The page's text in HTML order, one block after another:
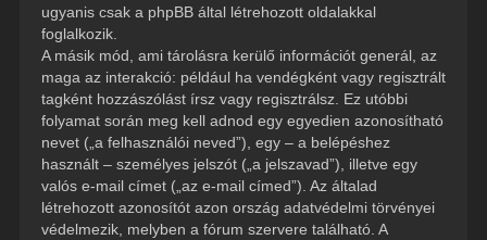
ugyanis csak a phpBB által létrehozott oldalakkal
foglalkozik.
A másik mód, ami tárolásra kerülő információt generál, az
maga az interakció: például ha vendégként vagy regisztrált
tagként hozzászólást írsz vagy regisztrálsz. Ez utóbbi
folyamat során meg kell adnod egy egyedien azonosítható
nevet („a felhasználói neved”), egy – a belépéshez
használt – személyes jelszót („a jelszavad”), illetve egy
valós e-mail címet („az e-mail címed”). Az általad
létrehozott azonosítót azon ország adatvédelmi törvényei
védelmezik, melyben a fórum szervere található. A